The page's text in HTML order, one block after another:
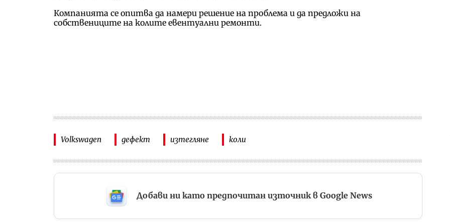
Компанията се опитва да намери решение на проблема и да предложи на
собствениците на колите евентуални ремонти.
Volkswagen дефект изтегляне коли
Добави ни като предпочитан източник в Google News